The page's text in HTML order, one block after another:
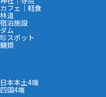
カフェ｜軽食
林道
宿泊施設
ダム
珍スポット
麺類
日本本土4端
四国4端